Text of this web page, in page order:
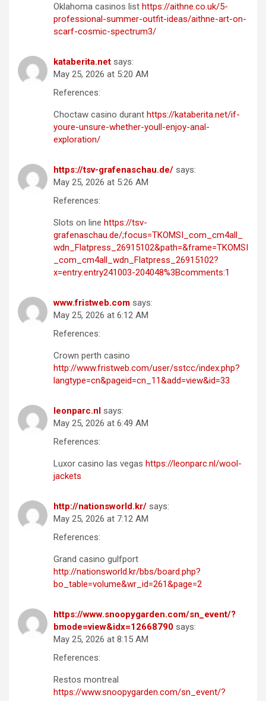
Oklahoma casinos list https://aithne.co.uk/5-
professional-summer-outfit-ideas/aithne-art-on-
scarf-cosmic-spectrum3/
kataberita.net says:
May 25, 2026 at 5:20 AM
References:
Choctaw casino durant https://kataberita.net/if-
youre-unsure-whether-youll-enjoy-anal-
exploration/
https://tsv-grafenaschau.de/ says:
May 25, 2026 at 5:26 AM
References:
Slots on line https://tsv-
grafenaschau.de/;focus=TKOMSI_com_cm4all_
wdn_Flatpress_26915102&path=&frame=TKOMSI
_com_cm4all_wdn_Flatpress_26915102?
x=entry:entry241003-204048%3Bcomments:1
www.fristweb.com says:
May 25, 2026 at 6:12 AM
References:
Crown perth casino
http://www.fristweb.com/user/sstcc/index.php?
langtype=cn&pageid=cn_11&add=view&id=33
leonparc.nl says:
May 25, 2026 at 6:49 AM
References:
Luxor casino las vegas https://leonparc.nl/wool-
jackets
http://nationsworld.kr/ says:
May 25, 2026 at 7:12 AM
References:
Grand casino gulfport
http://nationsworld.kr/bbs/board.php?
bo_table=volume&wr_id=261&page=2
https://www.snoopygarden.com/sn_event/?
bmode=view&idx=12668790 says:
May 25, 2026 at 8:15 AM
References:
Restos montreal
https://www.snoopygarden.com/sn_event/?